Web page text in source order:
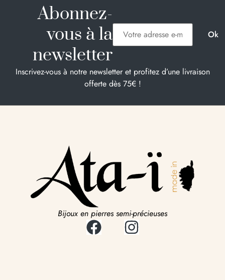
Abonnez-
vous à la
newsletter
Inscrivez-vous à notre newsletter et profitez d’une livraison
offerte dès 75€ !
Bijoux en pierres semi-précieuses